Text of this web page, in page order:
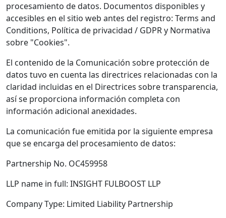
procesamiento de datos. Documentos disponibles y
accesibles en el sitio web antes del registro: Terms and
Conditions, Política de privacidad / GDPR y Normativa
sobre "Cookies".
El contenido de la Comunicación sobre protección de
datos tuvo en cuenta las directrices relacionadas con la
claridad incluidas en el Directrices sobre transparencia,
así se proporciona información completa con
información adicional anexidades.
La comunicación fue emitida por la siguiente empresa
que se encarga del procesamiento de datos:
Partnership No. OC459958
LLP name in full: INSIGHT FULBOOST LLP
Company Type: Limited Liability Partnership